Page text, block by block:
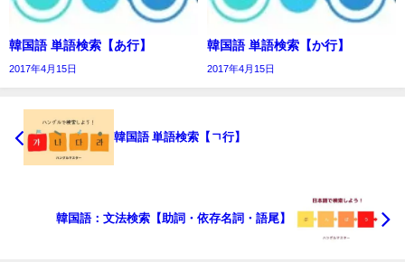
韓国語 単語検索【あ行】
2017年4月15日
韓国語 単語検索【か行】
2017年4月15日
韓国語 単語検索【ㄱ行】
韓国語：文法検索【助詞・依存名詞・語尾】